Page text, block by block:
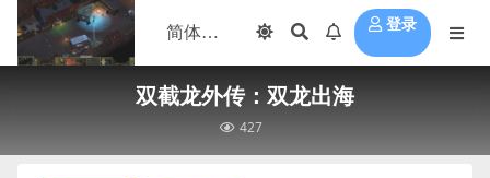
登录
双截龙外传：双龙出海
427